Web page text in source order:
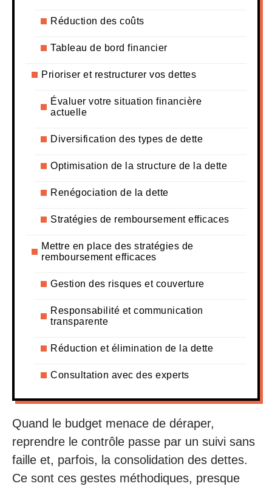
Réduction des coûts
Tableau de bord financier
Prioriser et restructurer vos dettes
Évaluer votre situation financière
actuelle
Diversification des types de dette
Optimisation de la structure de la dette
Renégociation de la dette
Stratégies de remboursement efficaces
Mettre en place des stratégies de
remboursement efficaces
Gestion des risques et couverture
Responsabilité et communication
transparente
Réduction et élimination de la dette
Consultation avec des experts
Quand le budget menace de déraper,
reprendre le contrôle passe par un suivi sans
faille et, parfois, la consolidation des dettes.
Ce sont ces gestes méthodiques, presque